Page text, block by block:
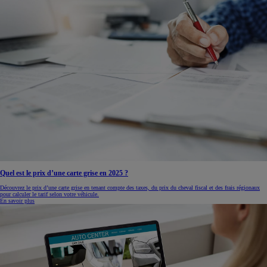
Quel est le prix d’une carte grise en 2025 ?
Découvrez le prix d’une carte grise en tenant compte des taxes, du prix du cheval fiscal et des frais régionaux
pour calculer le tarif selon votre véhicule.
En savoir plus